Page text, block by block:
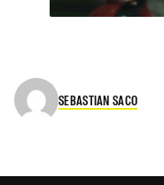
SEBASTIAN SACO